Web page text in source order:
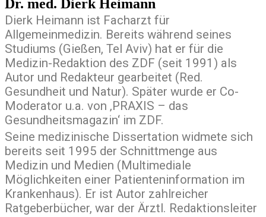
Dr. med. Dierk Heimann
Dierk Heimann ist Facharzt für
Allgemeinmedizin. Bereits während seines
Studiums (Gießen, Tel Aviv) hat er für die
Medizin-Redaktion des ZDF (seit 1991) als
Autor und Redakteur gearbeitet (Red.
Gesundheit und Natur). Später wurde er Co-
Moderator u.a. von ‚PRAXIS – das
Gesundheitsmagazin‘ im ZDF.
Seine medizinische Dissertation widmete sich
bereits seit 1995 der Schnittmenge aus
Medizin und Medien (Multimediale
Möglichkeiten einer Patienteninformation im
Krankenhaus). Er ist Autor zahlreicher
Ratgeberbücher, war der Ärztl. Redaktionsleiter